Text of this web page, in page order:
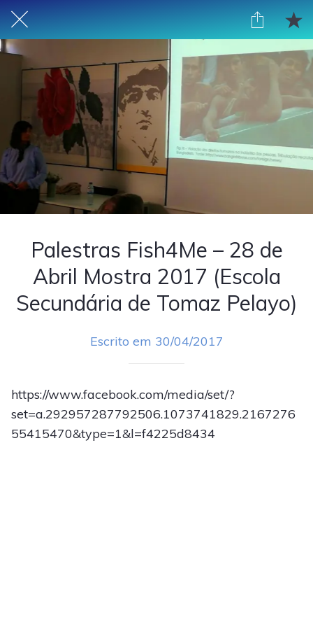
Palestras Fish4Me – 28 de
Abril Mostra 2017 (Escola
Secundária de Tomaz Pelayo)
Escrito em 30/04/2017
https://www.facebook.com/media/set/?
set=a.292957287792506.1073741829.2167276
55415470&type=1&l=f4225d8434